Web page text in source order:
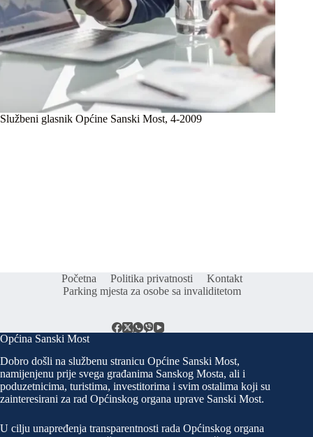
Službeni glasnik Općine Sanski Most, 4-2009
Početna Politika privatnosti
Kontakt
Parking mjesta za osobe sa invaliditetom
Općina Sanski Most
Dobro došli na službenu stranicu Općine Sanski Most,
namijenjenu prije svega građanima Sanskog Mosta, ali i
poduzetnicima, turistima, investitorima i svim ostalima koji su
zainteresirani za rad Općinskog organa uprave Sanski Most.
U cilju unapređenja transparentnosti rada Općinskog organa